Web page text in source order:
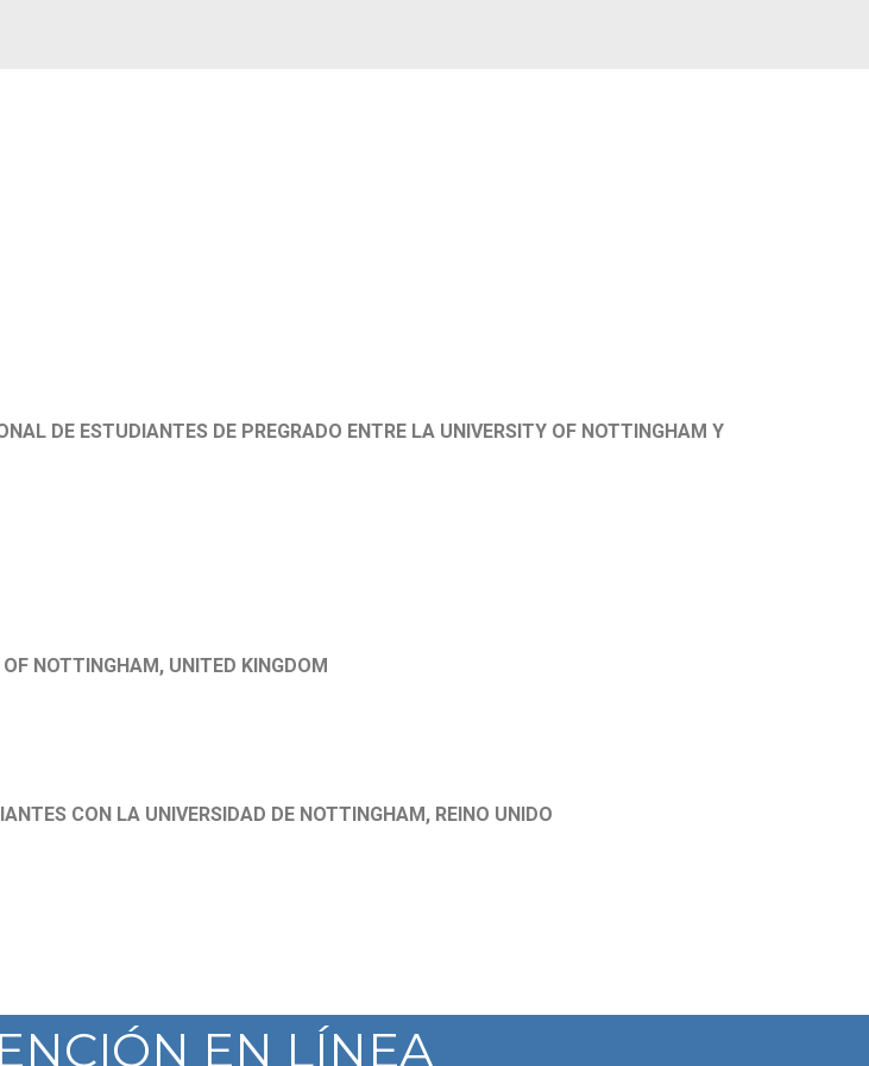
DE ESTUDIANTES DE PREGRADO ENTRE LA UNIVERSITY OF NOTTINGHAM Y
NOTTINGHAM, UNITED KINGDOM
CON LA UNIVERSIDAD DE NOTTINGHAM, REINO UNIDO
EN LÍNEA